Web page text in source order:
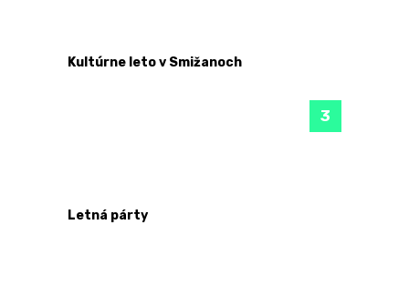
Kultúrne leto v Smižanoch
Letná párty